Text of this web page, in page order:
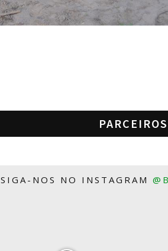
PARCEIROS
SIGA-NOS NO INSTAGRAM